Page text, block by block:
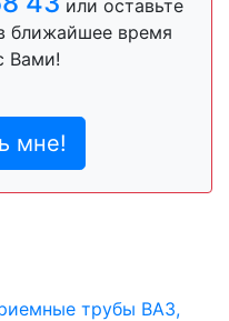
или оставьте
ближайшее время
Вами!
мне!
трубы ВАЗ,